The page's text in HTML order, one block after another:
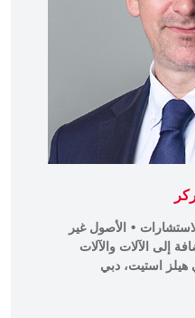
• الأصول غير
إلى الآلات والآلات
هيلز استيت، دبي